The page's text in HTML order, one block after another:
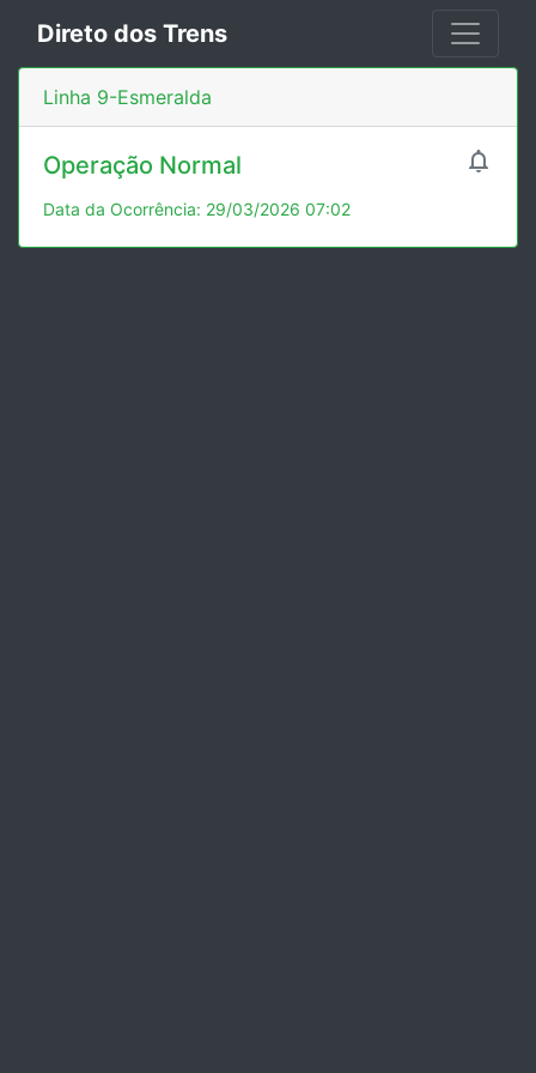
Direto dos Trens
Linha 9-Esmeralda

Operação Normal
Data da Ocorrência: 29/03/2026 07:02